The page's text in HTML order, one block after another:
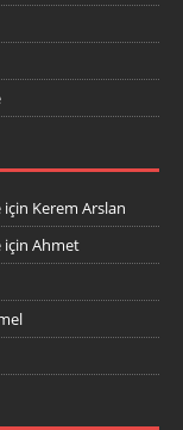
için Kerem Arslan
için Ahmet